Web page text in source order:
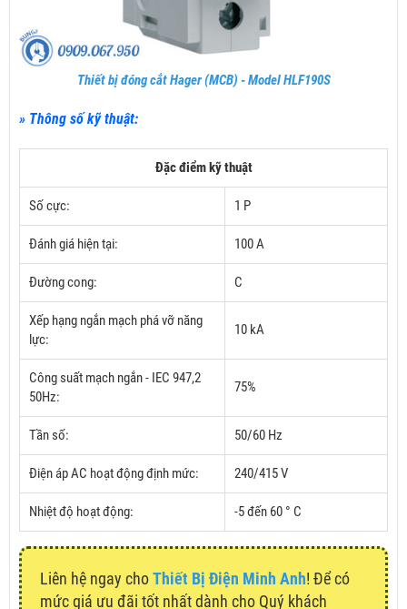
Thiết bị đóng cắt Hager (MCB) - Model HLF190S
» Thông số kỹ thuật:
Đặc điểm kỹ thuật
Số cực: 1 P
Đánh giá hiện tại: 100 A
Đường cong: C
Xếp hạng ngắn mạch phá vỡ năng
lực:
10 kA
Công suất mạch ngắn - IEC 947,2
50Hz:
75%
Tần số: 50/60 Hz
Điện áp AC hoạt động định mức: 240/415 V
Nhiệt độ hoạt động: -5 đến 60 ° C
Liên hệ ngay choThiết Bị Điện Minh Anh! Để có
mức giá ưu đãi tốt nhất dành cho Quý khách